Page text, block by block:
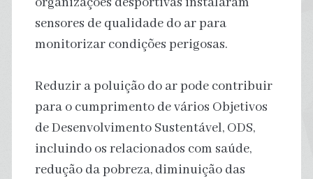
sensores de qualidade do ar para
monitorizar condições perigosas.
Reduzir a poluição do ar pode contribuir
para o cumprimento de vários Objetivos
de Desenvolvimento Sustentável, ODS,
incluindo os relacionados com saúde,
redução da pobreza, diminuição das